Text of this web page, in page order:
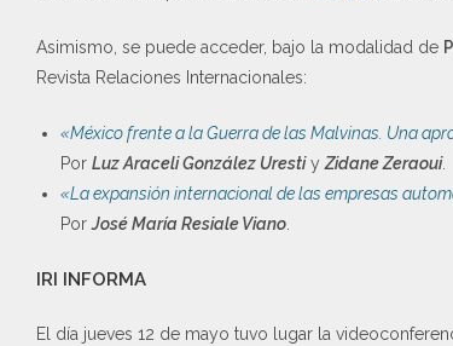
Asimismo, se puede acceder, bajo la modalidad de
Revista Relaciones Internacionales:
«México frente a la Guerra de las Malvinas. Una
Por Luz Araceli González UrestiyZidane Zeraoui.
«La expansión internacional de las empresas
PorJosé María Resiale Viano.
IRI INFORMA
El día jueves 12 de mayo tuvo lugar la